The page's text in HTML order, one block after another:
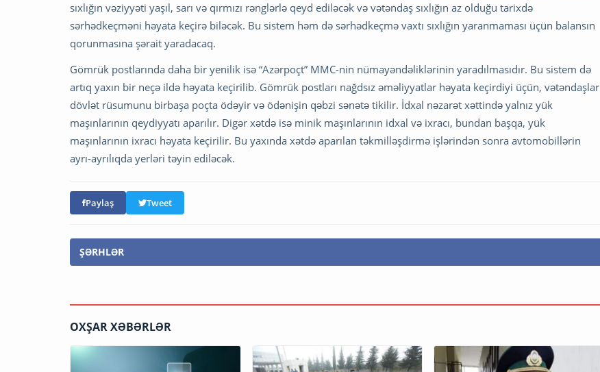
sıxlığın vəziyyəti yaşıl, sarı və qırmızı rənglərlə qeyd ediləcək və vətəndaş sıxlığın az olduğu tarixdə
sərhədkeçməni həyata keçirə biləcək. Bu sistem həm də sərhədkeçmə vaxtı sıxlığın yaranmaması üçün balansın
qorunmasına şərait yaradacaq.
Gömrük postlarında daha bir yenilik isə “Azərpoçt” MMC-nin nümayəndəliklərinin yaradılmasıdır. Bu sistem də
artıq yaxın bir neçə ildə həyata keçirilib. Gömrük postları nağdsız əməliyyatlar həyata keçirdiyi üçün, vətəndaşlar
dövlət rüsumunu birbaşa poçta ödəyir və ödənişin qəbzi sənətə tikilir. İdxal nəzarət xəttində yalnız yük
maşınlarının qeydiyyatı aparılır. Digər xətdə isə minik maşınlarının idxal və ixracı, bundan başqa, yük
maşınlarının ixracı həyata keçirilir. Bu yaxında xətdə aparılan təkmilləşdirmə işlərindən sonra avtomobillərin
ayrı-ayrılıqda yerləri təyin ediləcək.
Paylaş Tweet
ŞƏRHLƏR
OXŞAR XƏBƏRLƏR